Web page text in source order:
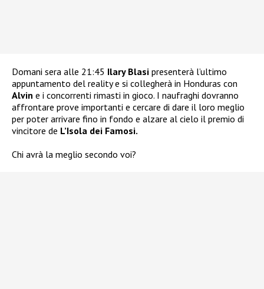
Domani sera alle 21:45 Ilary Blasi presenterà l’ultimo
appuntamento del reality e si collegherà in Honduras con
Alvin e i concorrenti rimasti in gioco. I naufraghi dovranno
affrontare prove importanti e cercare di dare il loro meglio
per poter arrivare fino in fondo e alzare al cielo il premio di
vincitore de L’Isola dei Famosi.
Chi avrà la meglio secondo voi?